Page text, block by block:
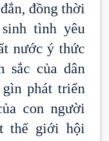
đồng thời
tình yêu
nước ý thức
sắc của dân
phát triển
con người
thế giới hội